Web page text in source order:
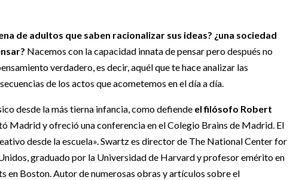
de adultos que saben racionalizar sus ideas? ¿una sociedad
Nacemos con la capacidad innata de pensar pero después no
verdadero, es decir, aquél que te hace analizar las
de los actos que acometemos en el día a día.
desde la más tierna infancia, como defiende el filósofo Robert
Madrid y ofreció una conferencia en el Colegio Brains de Madrid. El
desde la escuela». Swartz es director de The National Center for
graduado por la Universidad de Harvard y profesor emérito en
en Boston. Autor de numerosas obras y artículos sobre el